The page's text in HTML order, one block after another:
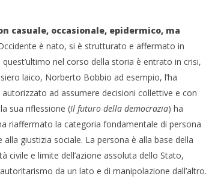
casuale, occasionale, epidermico, ma
è nato, si è strutturato e affermato in
nel corso della storia è entrato in crisi,
laico, Norberto Bobbio ad esempio, l’ha
ad assumere decisioni collettive e con
sua riflessione (Il futuro della democrazia) ha
riaffermato la categoria fondamentale di persona
giustizia sociale. La persona è alla base della
civile e limite dell’azione assoluta dello Stato,
da un lato e di manipolazione dall’altro.